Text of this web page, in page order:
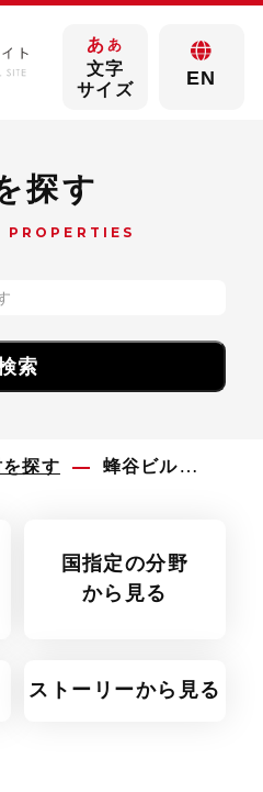
あ あ
文字
サイズ
EN
探す
PROPERTIES
探す 蜂谷ビル（旧東洋捕鯨株式会社下関支店）
国指定の分野
から見る
ストーリーから見る